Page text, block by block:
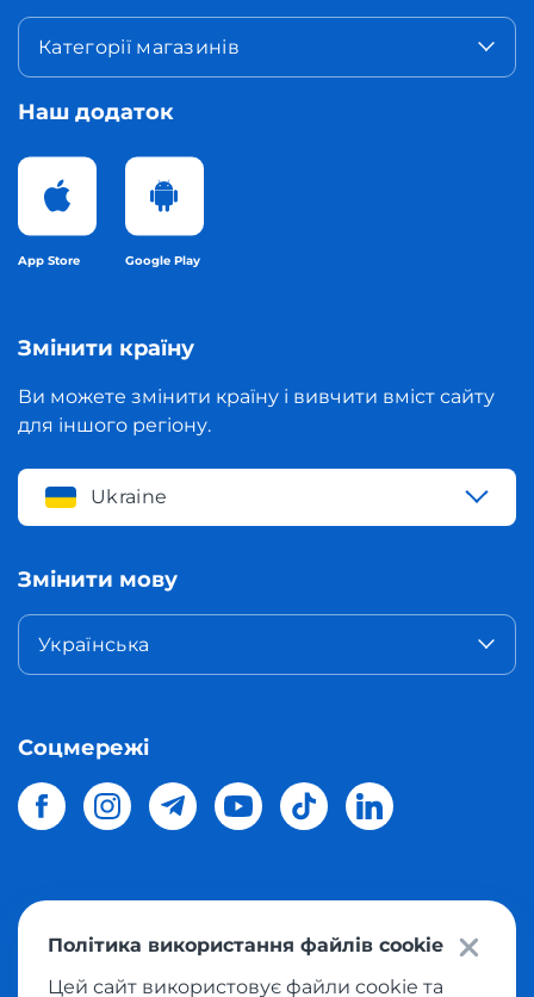
Категорії магазинів
Наш додаток
App Store Google Play
Змінити країну
Ви можете змінити країну і вивчити вміст сайту
для іншого регіону.
Ukraine
Змінити мову
Українська
Соцмережі
магазинів світу в Україну.Всі права захищені
Політика використання файлів cookie
Цей сайт використовує файли cookie та